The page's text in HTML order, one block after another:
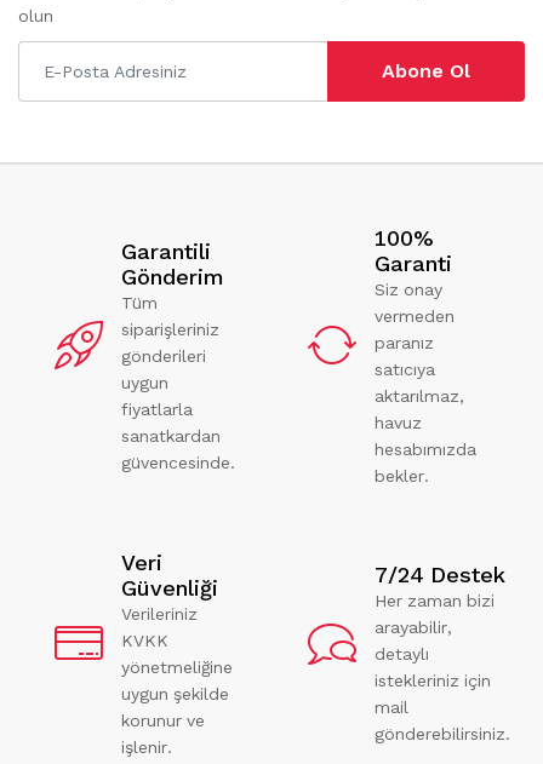
olun
Abone Ol
Garantili
Gönderim
Tüm
siparişleriniz
gönderileri
uygun
fiyatlarla
sanatkardan
güvencesinde.
100%
Garanti
Siz onay
vermeden
paranız
satıcıya
aktarılmaz,
havuz
hesabımızda
bekler.
Veri
Güvenliği
Verileriniz
KVKK
yönetmeliğine
uygun şekilde
korunur ve
işlenir.
7/24 Destek
Her zaman bizi
arayabilir,
detaylı
istekleriniz için
mail
gönderebilirsiniz.